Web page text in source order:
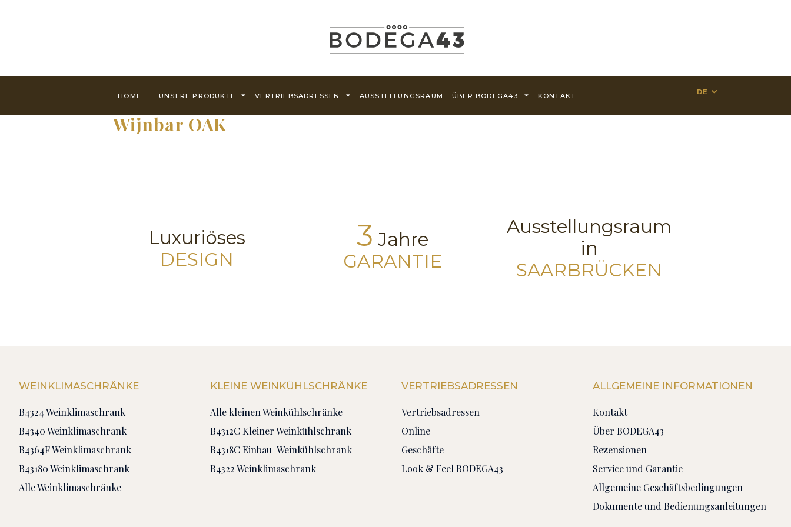
HOME UNSERE PRODUKTE VERTRIEBSADRESSEN AUSSTELLUNGSRAUM ÜBER BODEGA43 KONTAKT DE
Wijnbar OAK
Luxuriöses
DESIGN
3 Jahre
GARANTIE
Ausstellungsraum
in
SAARBRÜCKEN
WEINKLIMASCHRÄNKE
B4324 Weinklimaschrank
B4340 Weinklimaschrank
B4364F Weinklimaschrank
B43180 Weinklimaschrank
Alle Weinklimaschränke
KLEINE WEINKÜHLSCHRÄNKE
Alle kleinen Weinkühlschränke
B4312C Kleiner Weinkühlschrank
B4318C Einbau-Weinkühlschrank
B4322 Weinklimaschrank
VERTRIEBSADRESSEN
Vertriebsadressen
Online
Geschäfte
Look & Feel BODEGA43
ALLGEMEINE INFORMATIONEN
Kontakt
Über BODEGA43
Rezensionen
Service und Garantie
Allgemeine Geschäftsbedingungen
Dokumente und Bedienungsanleitungen